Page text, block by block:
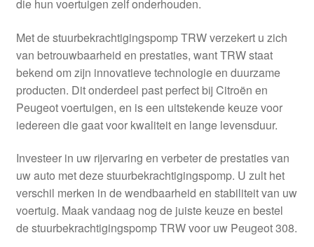
Klachtenprocedure
Levering
Mijn account
Over ons
Privacybeleid
Wereldwijde verzending
Winkelwagen
die hun voertuigen zelf onderhouden.
Met de stuurbekrachtigingspomp TRW verzekert u zich
van betrouwbaarheid en prestaties, want TRW staat
bekend om zijn innovatieve technologie en duurzame
producten. Dit onderdeel past perfect bij Citroën en
Peugeot voertuigen, en is een uitstekende keuze voor
iedereen die gaat voor kwaliteit en lange levensduur.
Investeer in uw rijervaring en verbeter de prestaties van
uw auto met deze stuurbekrachtigingspomp. U zult het
verschil merken in de wendbaarheid en stabiliteit van uw
voertuig. Maak vandaag nog de juiste keuze en bestel
de stuurbekrachtigingspomp TRW voor uw Peugeot 308.